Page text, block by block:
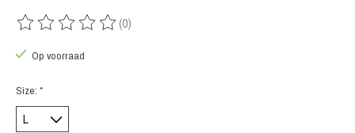
De beoordeling van dit product is
(0)
Op voorraad
Size: *